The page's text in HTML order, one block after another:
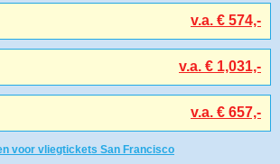
v.a. € 574,-
v.a. € 1,031,-
v.a. € 657,-
voor vliegtickets San Francisco
Nu Aanmelden!
melden voor een Flight-Alert voor